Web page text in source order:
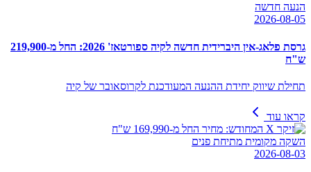
הנעה חדשה
2026-08-05
גרסת פלאג-אין היברידית חדשה לקיה ספורטאז' 2026: החל מ-219,900
ש"ח
תחילת שיווק יחידת ההנעה המעודכנת לקרוסאובר של קיה
קראו עוד
השקה מקומית מתיחת פנים
2026-08-03